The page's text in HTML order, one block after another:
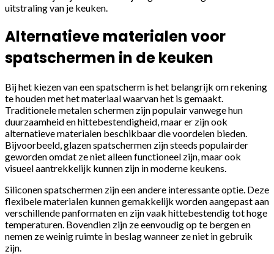
uitstraling van je keuken.
Alternatieve materialen voor
spatschermen in de keuken
Bij het kiezen van een spatscherm is het belangrijk om rekening
te houden met het materiaal waarvan het is gemaakt.
Traditionele metalen schermen zijn populair vanwege hun
duurzaamheid en hittebestendigheid, maar er zijn ook
alternatieve materialen beschikbaar die voordelen bieden.
Bijvoorbeeld, glazen spatschermen zijn steeds populairder
geworden omdat ze niet alleen functioneel zijn, maar ook
visueel aantrekkelijk kunnen zijn in moderne keukens.
Siliconen spatschermen zijn een andere interessante optie. Deze
flexibele materialen kunnen gemakkelijk worden aangepast aan
verschillende panformaten en zijn vaak hittebestendig tot hoge
temperaturen. Bovendien zijn ze eenvoudig op te bergen en
nemen ze weinig ruimte in beslag wanneer ze niet in gebruik
zijn.